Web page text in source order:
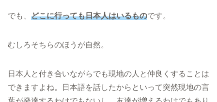
でも、 どこに行っても日本人はいるものです。
むしろそちらのほうが自然。
日本人と付き合いながらでも現地の人と仲良くすることは
できますよね。日本語を話したからといって突然現地の言